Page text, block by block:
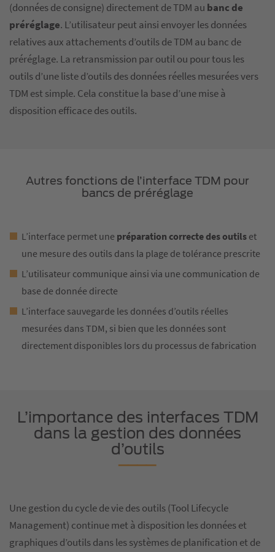
(données de consigne) directement de TDM au banc de
préréglage. L’utilisateur peut ainsi envoyer les données
relatives aux attachements d’outils de TDM au banc de
préréglage. La retransmission par outil ou pour tous les
outils d’une liste d’outils des données réelles mesurées vers
TDM est simple. Cela constitue la base d’une mise à
disposition efficace des outils.
Autres fonctions de l’interface TDM pour
bancs de préréglage
L’interface permet une préparation correcte des outils et
une mesure des outils dans la plage de tolérance prescrite
L’utilisateur communique ainsi via une communication de
base de donnée directe
L’interface sauvegarde les données d’outils réelles
mesurées dans TDM, si bien que les données sont
directement disponibles lors du processus de fabrication
L’importance des interfaces TDM
dans la gestion des données
d’outils
Une gestion du cycle de vie des outils (Tool Lifecycle
Management) continue met à disposition les données et
graphiques d’outils dans les systèmes de planification et de